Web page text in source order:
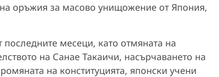
оръжия за масово унищожение от Япония,
месеци, като отмяната на
на Санае Такаичи, насърчаването на
на конституцията, японски учени